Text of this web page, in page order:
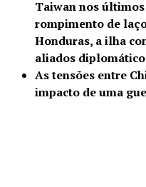
Taiwan nos últimos
rompimento de
Honduras, a ilha
aliados
As tensões entre
impacto de uma